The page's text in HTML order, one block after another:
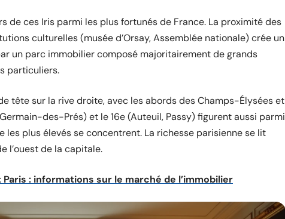
de ces Iris parmi les plus fortunés de France. La proximité des
culturelles (musée d’Orsay, Assemblée nationale) crée un
un parc immobilier composé majoritairement de grands
particuliers.
tête sur la rive droite, avec les abords des Champs-Élysées et
des-Prés) et le 16e (Auteuil, Passy) figurent aussi parmi
les plus élevés se concentrent. La richesse parisienne se lit
l’ouest de la capitale.
: informations sur le marché de l’immobilier